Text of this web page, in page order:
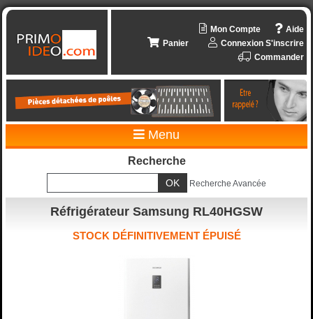
Aide
Mon Compte
Connexion S'inscrire
Panier
Commander
Menu
Recherche
Recherche Avancée
Réfrigérateur Samsung RL40HGSW
STOCK DÉFINITIVEMENT ÉPUISÉ